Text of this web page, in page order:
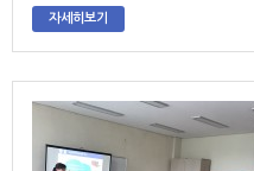
자세히보기